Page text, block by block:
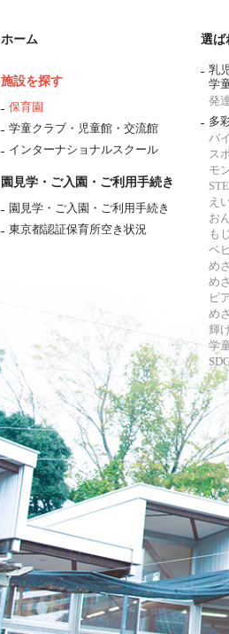
ホーム
施設を探す
保育園
学童クラブ・児童館・交流館
インターナショナルスクール
園見学・ご入園・ご利用手続き
園見学・ご入園・ご利用手続き
東京都認証保育所空き状況
選ば
乳
学
発
多
バ
ス
モ
え
お
も
ベ
め
め
ピ
め
輝
学